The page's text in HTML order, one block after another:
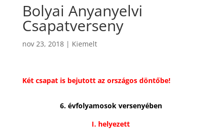
Bolyai Anyanyelvi
Csapatverseny
nov 23, 2018| Kiemelt
Két csapat is bejutott az országos döntőbe!
6. évfolyamosok versenyében
I. helyezett